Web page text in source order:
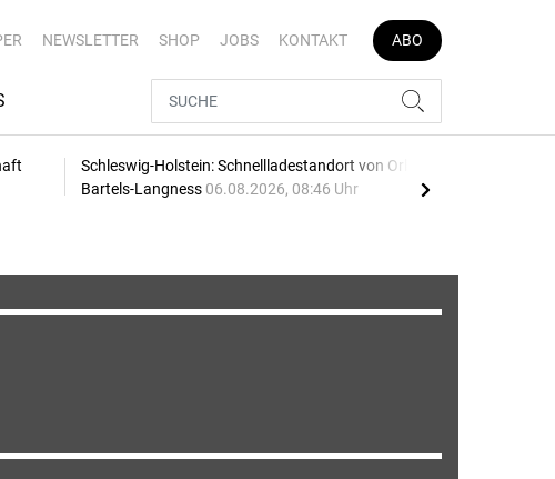
NEWSLETTER SHOP JOBS KONTAKT ABO
Schleswig-Holstein: Schnellladestandort von Orlen und
Bartels-Langness 06.08.2026, 08:46 Uhr